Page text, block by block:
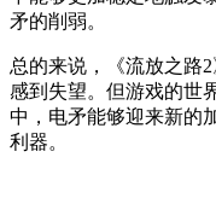
矛的削弱。
总的来说，《流放之路
感到失望。但游戏的世
中，电矛能够迎来新的
利器。